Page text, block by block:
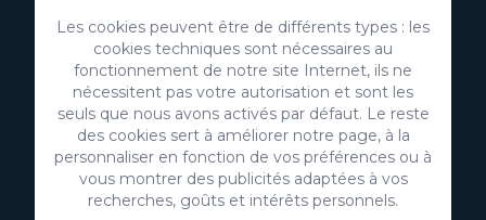
35100 Maspalomas, Grande Canarie
Îles Canaries - Espagne
CIF:B76226992
info@villagrancanaria.com
+34 928 380 457
+34 928 380 457
Les cookies peuvent être de différents types : les
cookies techniques sont nécessaires au
fonctionnement de notre site Internet, ils ne
nécessitent pas votre autorisation et sont les
seuls que nous avons activés par défaut. Le reste
des cookies sert à améliorer notre page, à la
personnaliser en fonction de vos préférences ou à
vous montrer des publicités adaptées à vos
recherches, goûts et intérêts personnels.